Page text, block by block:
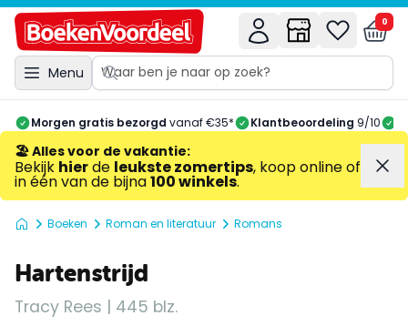
Menu
0
Morgen gratis bezorgd vanaf €35* Klantbeoordeling 9/10
🏖️ Alles voor de vakantie:
Bekijk hierde leukste zomertips, koop online of
in één van de bijna100 winkels.
Boeken Roman en literatuur Romans
Hartenstrijd
Tracy Rees | 445 blz.